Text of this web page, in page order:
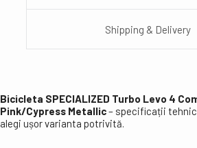
Shipping & Delivery
Bicicleta SPECIALIZED Turbo Levo 4
Pink/Cypress Metallic– specificații
alegi ușor varianta potrivită.